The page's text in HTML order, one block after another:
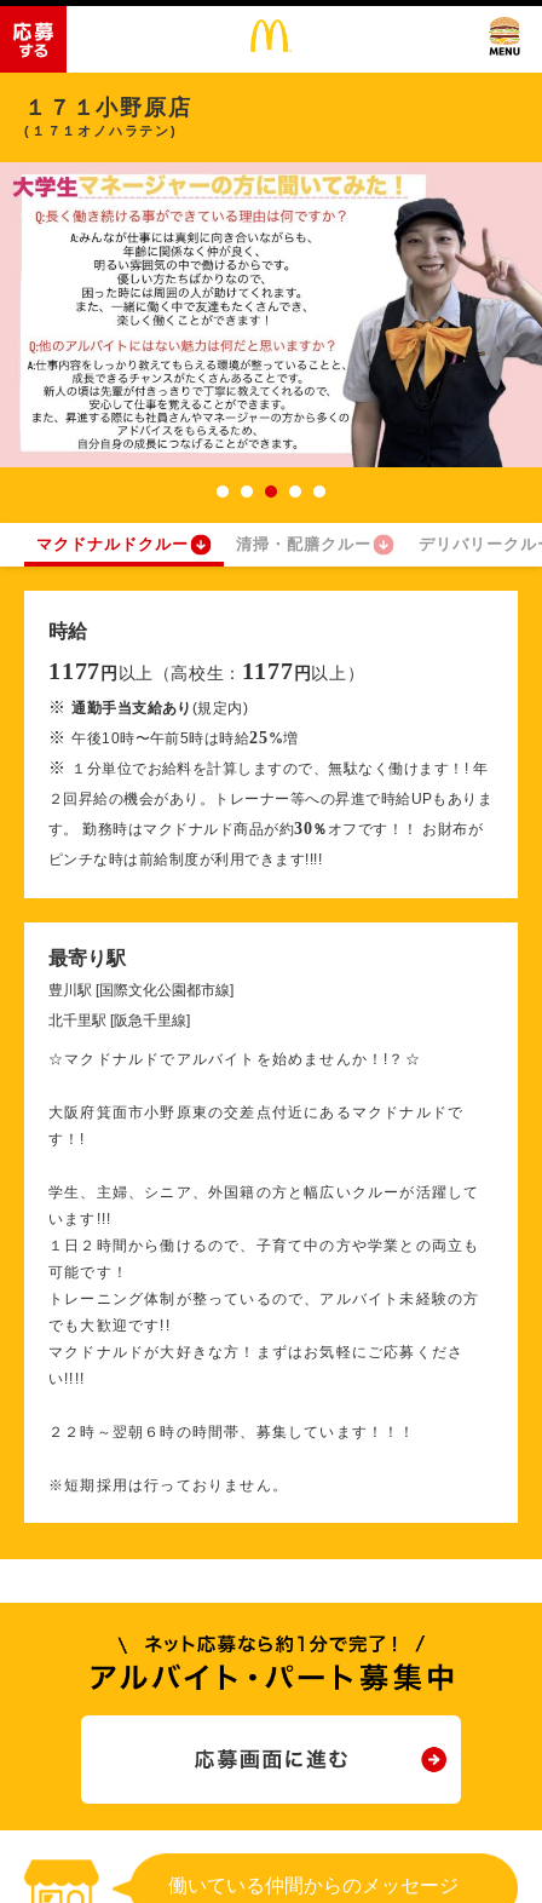
１７１小野原店
(１７１オノハラテン)
マクドナルドクルー 清掃・配膳クルー デリバリークル
時給
1177 円 以上（高校生： 1177 円 以上）
※通勤手当支給あり (規定内)
※午後10時〜午前5時は時給25%増
※
１分単位でお給料を計算しますので、無駄なく働けます！! 年
２回昇給の機会があり。トレーナー等への昇進で時給UPもありま
す。 勤務時はマクドナルド商品が約30％ オフです！！ お財布が
ピンチな時は前給制度が利用できます!!!!
最寄り駅
豊川駅 [国際文化公園都市線]
北千里駅 [阪急千里線]
☆マクドナルドでアルバイトを始めませんか！!？☆
大阪府箕面市小野原東の交差点付近にあるマクドナルドで
す！!
学生、主婦、シニア、外国籍の方と幅広いクルーが活躍して
います!!!
１日２時間から働けるので、子育て中の方や学業との両立も
可能です！
トレーニング体制が整っているので、アルバイト未経験の方
でも大歓迎です!!
マクドナルドが大好きな方！まずはお気軽にご応募くださ
い!!!!
２２時～翌朝６時の時間帯、募集しています！！！
※短期採用は行っておりません。
働いている仲間からのメッセージ